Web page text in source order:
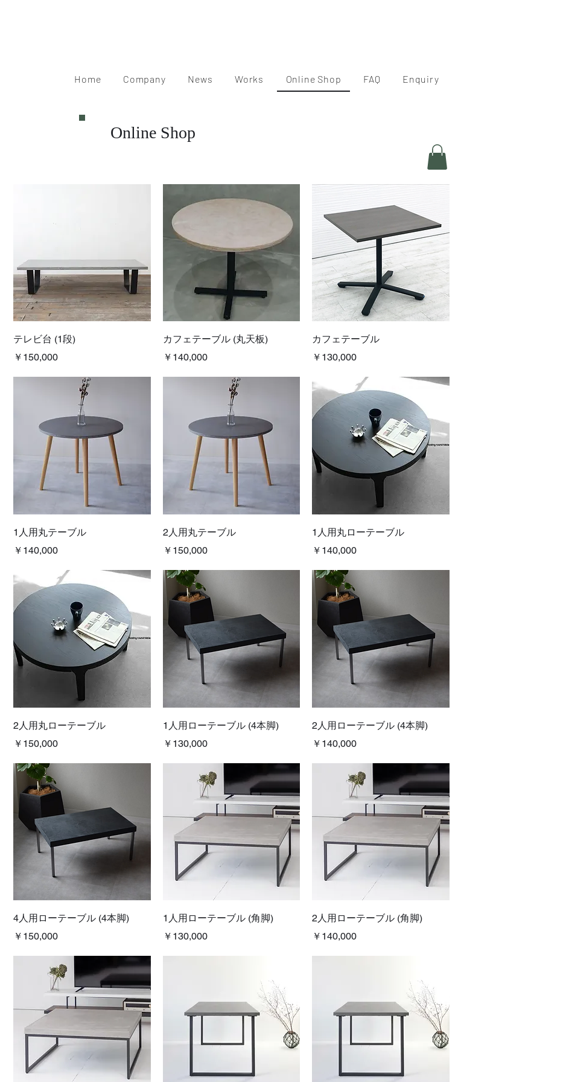
Home Company News Works Online Shop FAQ Enquiry
Online Shop
クイックビュー
テレビ台 (1段)
価格
￥150,000
クイックビュー
カフェテーブル (丸天板)
価格
￥140,000
クイックビュー
カフェテーブル
価格
￥130,000
クイックビュー
1人用丸テーブル
価格
￥140,000
クイックビュー
2人用丸テーブル
価格
￥150,000
クイックビュー
1人用丸ローテーブル
価格
￥140,000
クイックビュー
2人用丸ローテーブル
価格
￥150,000
クイックビュー
1人用ローテーブル (4本脚)
価格
￥130,000
クイックビュー
2人用ローテーブル (4本脚)
価格
￥140,000
クイックビュー
4人用ローテーブル (4本脚)
価格
￥150,000
クイックビュー
1人用ローテーブル (角脚)
価格
￥130,000
クイックビュー
2人用ローテーブル (角脚)
価格
￥140,000